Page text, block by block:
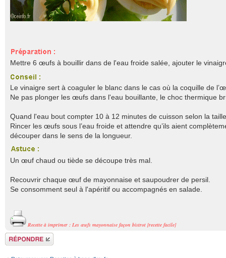
Mettre 6 œufs à bouillir dans de l'eau froide salée, ajouter le
Le vinaigre sert à coaguler le blanc dans le cas où la coquille de
Ne pas plonger les œufs dans l'eau bouillante, le choc thermique
Quand l'eau bout compter 10 à 12 minutes de cuisson selon la
Rincer les œufs sous l’eau froide et attendre qu’ils aient
découper dans le sens de la longueur.
Un œuf chaud ou tiède se découpe très mal.
Recouvrir chaque œuf de mayonnaise et saupoudrer de persil.
Se consomment seul à l'apéritif ou accompagnés en salade.
Recette à imprimer : Les œufs mayonnaise façon bistrot [recette facile]
Répondre